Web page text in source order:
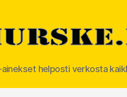
helposti verkosta